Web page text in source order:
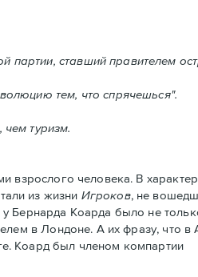
партии, ставший правителем
тем, что спрячешься".
туризм.
взрослого человека. В
из жизни Игроков, не
у Бернарда Коарда было не
в Лондоне. А их фразу, что в
Коард был членом компартии